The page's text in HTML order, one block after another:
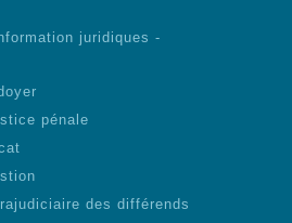
juridiques -
pénale
des différends